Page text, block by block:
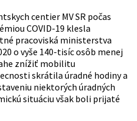
centier MV SR počas
COVID-19 klesla
pracoviská ministerstva
o vyše 140-tisíc osôb menej
znížiť mobilitu
skrátila úradné hodiny a
niektorých úradných
situáciu však boli prijaté